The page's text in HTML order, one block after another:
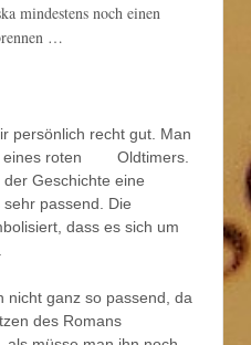
mindestens noch einen
…
persönlich recht gut. Man
eines roten Oldtimers.
Geschichte eine
passend. Die
dass es sich um
nicht ganz so passend, da
des Romans